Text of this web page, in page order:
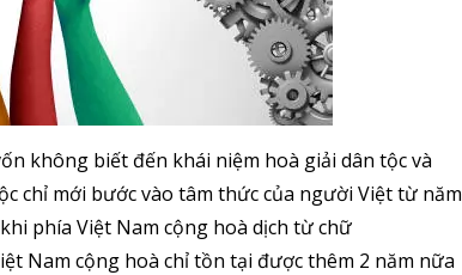
không biết đến khái niệm hoà giải dân tộc và
chỉ mới bước vào tâm thức của người Việt từ năm
phía Việt Nam cộng hoà dịch từ chữ
Nam cộng hoà chỉ tồn tại được thêm 2 năm nữa